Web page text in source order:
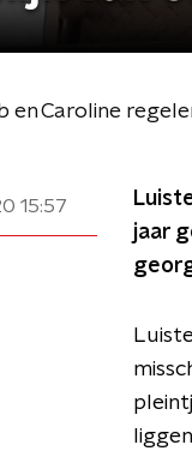
en Caroline
15:57
jaar